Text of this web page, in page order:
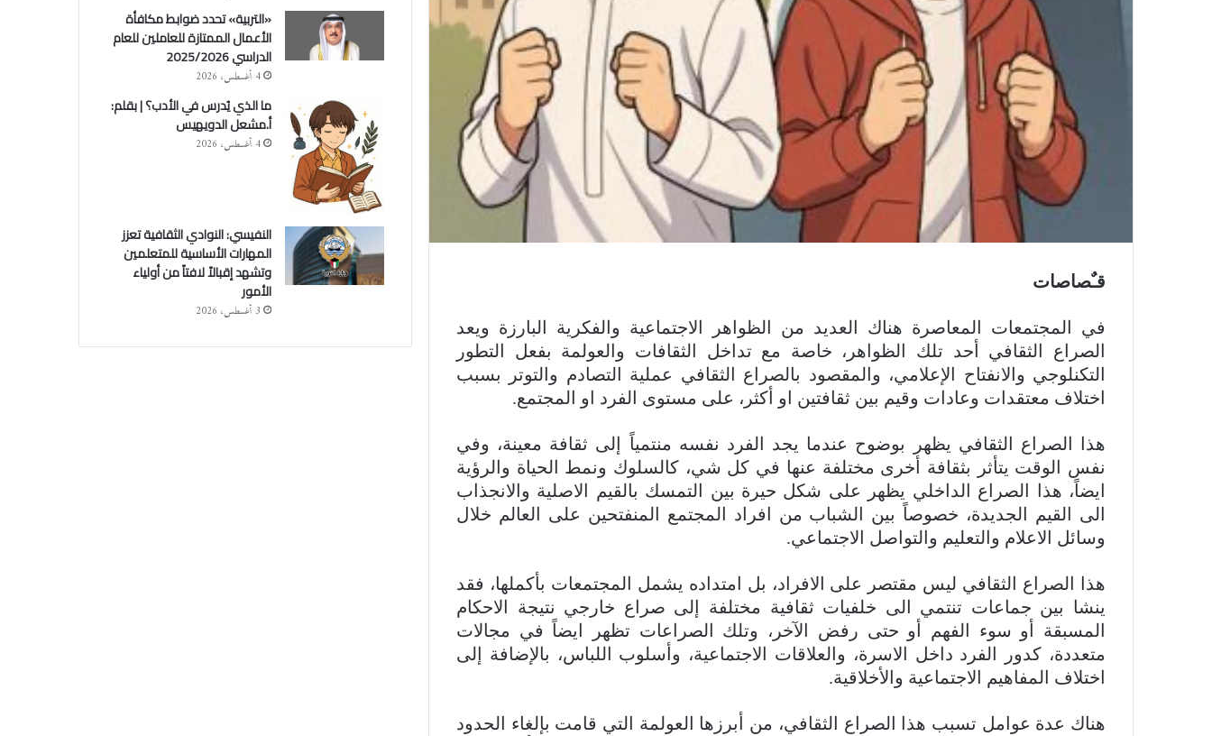
قـٌصاصات
​في المجتمعات المعاصرة هناك العديد من الظواهر الاجتماعية والفكرية البارزة ويعد
الصراع الثقافي أحد تلك الظواهر، خاصة مع تداخل الثقافات والعولمة بفعل التطور
التكنلوجي والانفتاح الإعلامي، والمقصود بالصراع الثقافي عملية التصادم والتوتر بسبب
اختلاف معتقدات وعادات وقيم بين ثقافتين او أكثر، على مستوى الفرد او المجتمع.
هذا الصراع الثقافي يظهر بوضوح عندما يجد الفرد نفسه منتمياً إلى ثقافة معينة، وفي
نفس الوقت يتأثر بثقافة أخرى مختلفة عنها في كل شي، كالسلوك ونمط الحياة والرؤية
ايضاً، هذا الصراع الداخلي يظهر على شكل حيرة بين التمسك بالقيم الاصلية والانجذاب
الى القيم الجديدة، خصوصاً بين الشباب من افراد المجتمع المنفتحين على العالم خلال
وسائل الاعلام والتعليم والتواصل الاجتماعي.
هذا الصراع الثقافي ليس مقتصر على الافراد، بل امتداده يشمل المجتمعات بأكملها، فقد
ينشا بين جماعات تنتمي الى خلفيات ثقافية مختلفة إلى صراع خارجي نتيجة الاحكام
المسبقة أو سوء الفهم أو حتى رفض الآخر، وتلك الصراعات تظهر ايضاً في مجالات
متعددة، كدور الفرد داخل الاسرة، والعلاقات الاجتماعية، وأسلوب اللباس، بالإضافة إلى
اختلاف المفاهيم الاجتماعية والأخلاقية.
هناك عدة عوامل تسبب هذا الصراع الثقافي، من أبرزها العولمة التي قامت بإلغاء الحدود
«التربية» تحدد ضوابط مكافأة
الأعمال الممتازة للعاملين للعام
الدراسي 2025/2026
4 أغسطس، 2026
ما الذي يُدرس في الأدب؟ | بقلم:
أ.مشعل الدويهيس
4 أغسطس، 2026
النفيسي: النوادي الثقافية تعزز
المهارات الأساسية للمتعلمين
وتشهد إقبالاً لافتاً من أولياء
الأمور
3 أغسطس، 2026